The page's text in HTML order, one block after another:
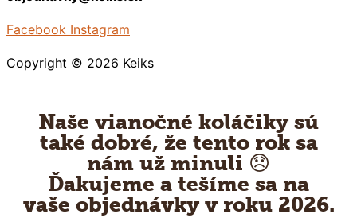
Facebook Instagram
Copyright © 2026 Keiks
Naše vianočné koláčiky sú
také dobré, že tento rok sa
nám už minuli 😞
Ďakujeme a tešíme sa na
vaše objednávky v roku 2026.